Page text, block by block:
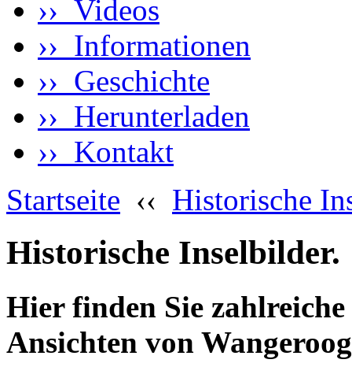
›› Videos
›› Informationen
›› Geschichte
›› Herunterladen
›› Kontakt
Startseite ‹‹ Historische
Historische Inselbilder.
Hier finden Sie
Ansichten von